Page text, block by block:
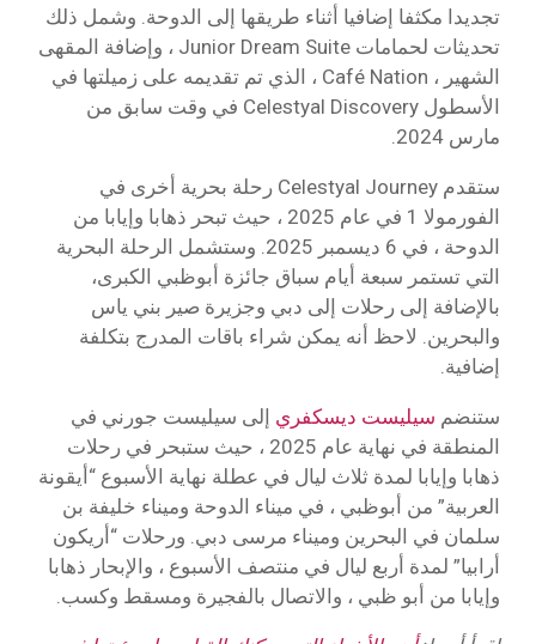
تجديدا مكثفا إضافيا أثناء طريقها إلى الدوحة. وشمل ذلك
تحديثات لحمامات Junior Dream Suite ، وإضافة المقهى
الشهير ، Café Nation ، الذي تم تقديمه على زميلتها في
الأسطول Celestyal Discovery في وقت سابق من
مارس 2024.
ستقدم Celestyal Journey رحلة بحرية أخرى في
الفورمولا 1 في عام 2025 ، حيث تبحر ذهابا وإيابا من
الدوحة ، في 6 ديسمبر 2025. وستشمل الرحلة البحرية
التي تستمر سبعة أيام سباق جائزة أبوظبي الكبرى،
بالإضافة إلى رحلات إلى دبي وجزيرة صير بني ياس
والبحرين. لاحظ أنه يمكن شراء باقات المدرج بتكلفة
إضافية.
ستنضم سيليست ديسكفري إلى سيليست جورني في
المنطقة في نهاية عام 2025 ، حيث ستبحر في رحلات
ذهابا وإيابا لمدة ثلاث ليال في عطلة نهاية الأسبوع “أيقونة
العربية” من أبوظبي ، في ميناء الدوحة وميناء خليفة بن
سلمان في البحرين وميناء مرسى دبي. ورحلات “أريكون
أرابيا” لمدة أربع ليال في منتصف الأسبوع ، والإبحار ذهابا
وإيابا من أبو ظبي ، والاتصال بالفجيرة ومسقط وكسب.